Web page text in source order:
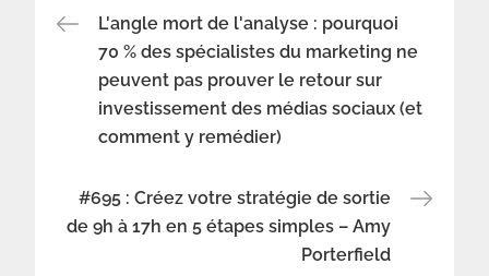
Navigation
de
l’article
L'angle mort de l'analyse : pourquoi
70 % des spécialistes du marketing ne
peuvent pas prouver le retour sur
investissement des médias sociaux (et
comment y remédier)
#695 : Créez votre stratégie de sortie
de 9h à 17h en 5 étapes simples – Amy
Porterfield